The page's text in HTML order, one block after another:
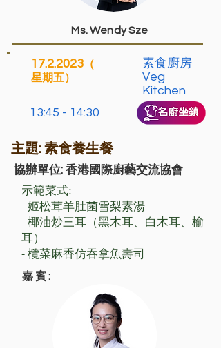
Ms. Wendy Sze
17.2.2023 （
星期五）
13:45 - 14:30
素食廚房
Veg
Kitchen
主題: 素食養生餐
協辦單位: 香港國際廚藝交流協會
示範菜式:
- 姬松茸羊肚菌雪梨素湯
- 椰油炒三耳（黑木耳、白木耳、榆
耳）
- 欖菜麻香仿吞拿魚壽司
嘉賓: